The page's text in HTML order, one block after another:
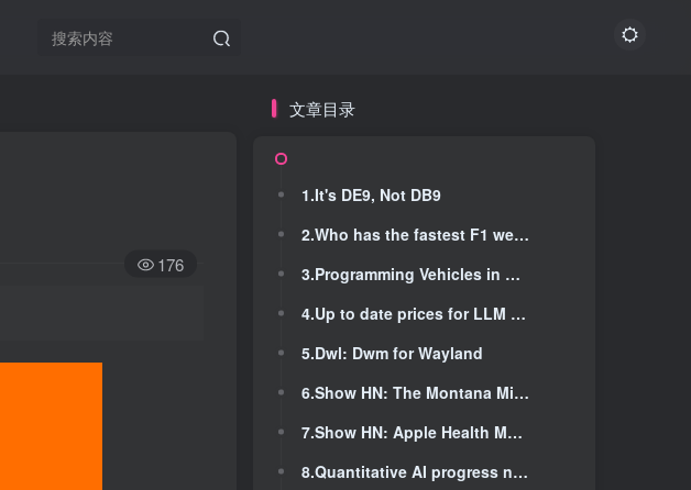
176
文章目录
1.It's DE9, Not DB9
2.Who has the fastest F1 website (2021)
3.Programming Vehicles in Games
4.Up to date prices for LLM APIs all in one place
5.Dwl: Dwm for Wayland
6.Show HN: The Montana MiniComputer
7.Show HN: Apple Health MCP Server
8.Quantitative AI progress needs accurate and transparent evaluation
文章目录
1.It's DE9, Not DB9
2.Who has the fastest F1 website (2021)
3.Programming Vehicles in Games
4.Up to date prices for LLM APIs all in one place
5.Dwl: Dwm for Wayland
6.Show HN: The Montana MiniComputer
7.Show HN: Apple Health MCP Server
8.Quantitative AI progress needs accurate and transparent evaluation